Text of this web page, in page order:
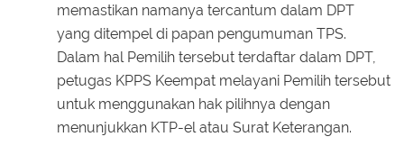
memastikan namanya tercantum dalam DPT
yang ditempel di papan pengumuman TPS.
Dalam hal Pemilih tersebut terdaftar dalam DPT,
petugas KPPS Keempat melayani Pemilih tersebut
untuk menggunakan hak pilihnya dengan
menunjukkan KTP-el atau Surat Keterangan.